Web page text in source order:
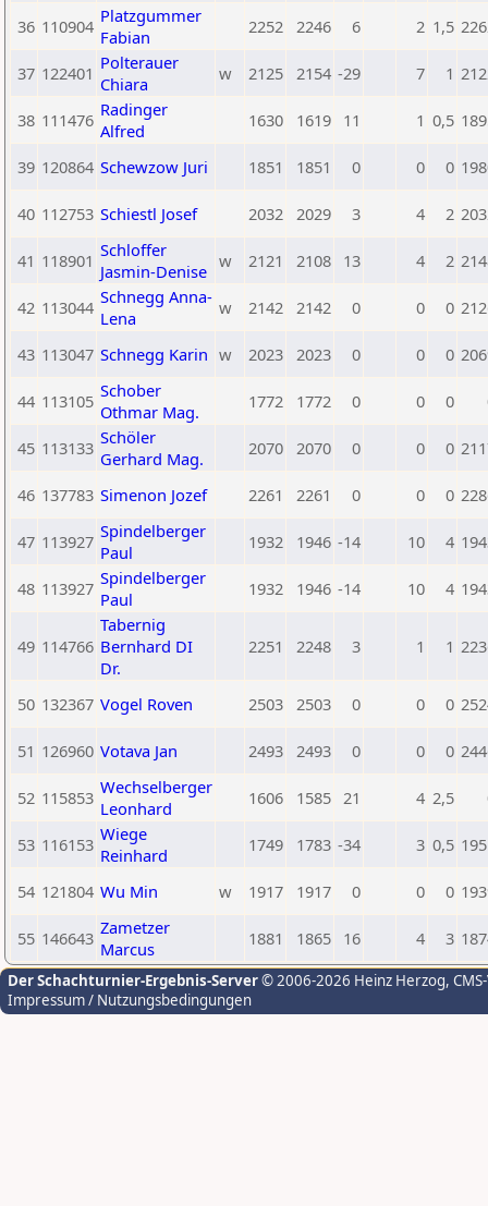
36 110904 Platzgummer
Fabian
2252 2246 6 2 1,5
37 122401 Polterauer
Chiara
w 2125 2154 -29 7 1
38 111476 Radinger
Alfred
1630 1619 11 1 0,5
39 120864 Schewzow Juri 1851 1851 0 0 0
40 112753 Schiestl Josef 2032 2029 3 4 2
41 118901 Schloffer
Jasmin-Denise w 2121 2108 13 4 2
42 113044 Schnegg Anna-
Lena
w 2142 2142 0 0 0
43 113047 Schnegg Karin w 2023 2023 0 0 0
44 113105 Schober
Othmar Mag.
1772 1772 0 0 0
45 113133 Schöler
Gerhard Mag.
2070 2070 0 0 0
46 137783 Simenon Jozef 2261 2261 0 0 0
47 113927 Spindelberger
Paul
1932 1946 -14 10 4
48 113927 Spindelberger
Paul
1932 1946 -14 10 4
49 114766
Tabernig
Bernhard DI
Dr.
2251 2248 3 1 1
50 132367 Vogel Roven 2503 2503 0 0 0
51 126960 Votava Jan 2493 2493 0 0 0
52 115853 Wechselberger
Leonhard
1606 1585 21 4 2,5
53 116153 Wiege
Reinhard
1749 1783 -34 3 0,5
54 121804 Wu Min w 1917 1917 0 0 0
55 146643 Zametzer
Marcus
1881 1865 16 4 3
Der Schachturnier-Ergebnis-Server© 2006-2026 Heinz Herzog,
Impressum / Nutzungsbedingungen